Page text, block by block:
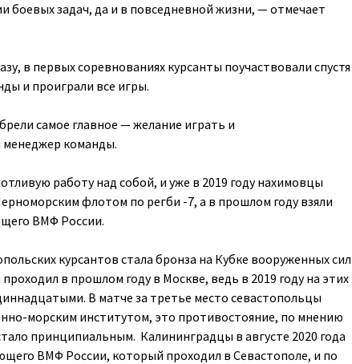
боевых задач, да и в повседневной жизни, — отмечает
в первых соревнованиях курсанты поучаствовали спустя
и проиграли все игры.
самое главное — желание играть и
команды.
работу над собой, и уже в 2019 году нахимовцы
флотом по регби -7, а в прошлом году взяли
ВМФ России.
курсантов стала бронза на Кубке вооруженных сил
в прошлом году в Москве, ведь в 2019 году на этих
В матче за третье место севастопольцы
морским институтом, это противостояние, по мнению
принципиальным. Калининградцы в августе 2020 года
ВМФ России, который проходил в Севастополе, и по